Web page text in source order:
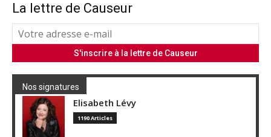
La lettre de Causeur
Nos signatures
Elisabeth Lévy
1190 Articles